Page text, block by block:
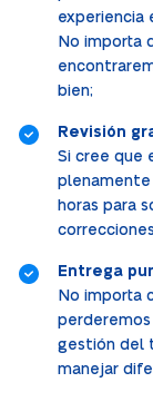
experiencia
No importa
bien;
Revisión
Si cree que
plenamente
horas para
Entrega
No importa
perderemos
gestión del
manejar